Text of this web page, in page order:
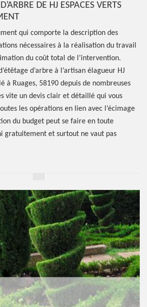
DE HJ ESPACES VERTS
qui comporte la description des
nécessaires à la réalisation du travail
du coût total de l’intervention.
d’arbre à l’artisan élagueur HJ
à Ruages, 58190 depuis de nombreuses
vite un devis clair et détaillé qui vous
les opérations en lien avec l’écimage
du budget peut se faire en toute
gratuitement et surtout ne vaut pas